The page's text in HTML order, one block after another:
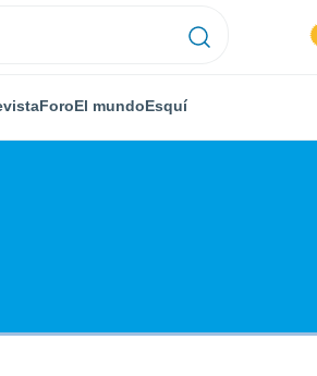
ForoEl mundoEsquí